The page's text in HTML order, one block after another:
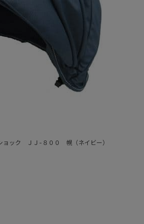
ョック ＪＪ-８００ 幌（ネイビー）